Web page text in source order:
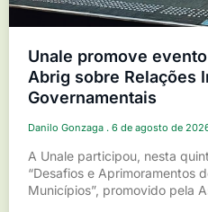
Unale promove
Abrig sobre Relações
Governamentais
Danilo Gonzaga 6 de agosto de
A Unale participou, nesta
“Desafios e Aprimoramentos
Municípios”, promovido pela